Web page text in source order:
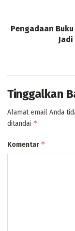
Pengadaan
Tinggalkan
Alamat email Anda
ditandai *
Komentar *